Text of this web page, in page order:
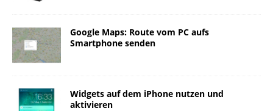
Google Maps: Route vom PC aufs
Smartphone senden
Widgets auf dem iPhone nutzen und
aktivieren